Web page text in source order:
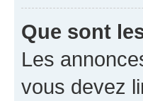
Que sont
Les
vous devez